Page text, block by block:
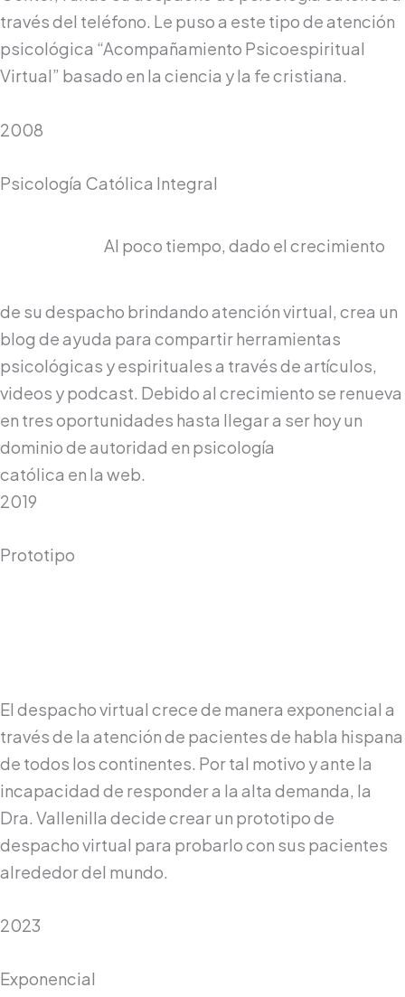
través del teléfono. Le puso a este tipo de atención
psicológica “Acompañamiento Psicoespiritual
Virtual” basado en la ciencia y la fe cristiana.
2008
Psicología Católica Integral
Al poco tiempo, dado el crecimiento
de su despacho brindando atención virtual, crea un
blog de ayuda para compartir herramientas
psicológicas y espirituales a través de artículos,
videos y podcast. Debido al crecimiento se renueva
en tres oportunidades hasta llegar a ser hoy un
dominio de autoridad en psicología
católica en la web.
2019
Prototipo
El despacho virtual crece de manera exponencial a
través de la atención de pacientes de habla hispana
de todos los continentes. Por tal motivo y ante la
incapacidad de responder a la alta demanda, la
Dra. Vallenilla decide crear un prototipo de
despacho virtual para probarlo con sus pacientes
alrededor del mundo.
2023
Exponencial